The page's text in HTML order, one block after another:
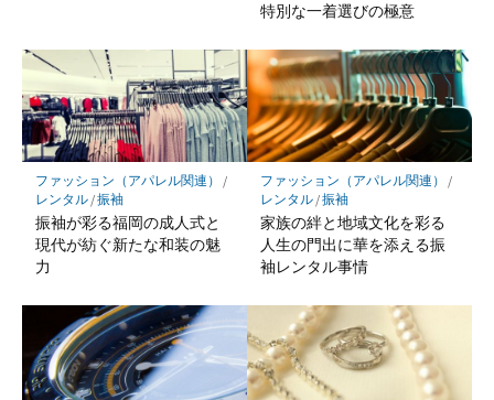
特別な一着選びの極意
ファッション（アパレル関連）
/
レンタル/振袖
振袖が彩る福岡の成人式と
現代が紡ぐ新たな和装の魅
力
ファッション（アパレル関連）
/
レンタル/振袖
家族の絆と地域文化を彩る
人生の門出に華を添える振
袖レンタル事情